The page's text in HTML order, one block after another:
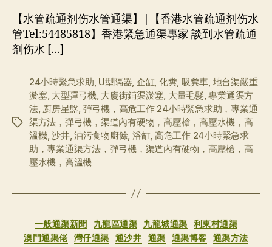
【水管疏通剂伤水管通渠】|【香港水管疏通剂伤水
管Tel:54485818】香港緊急通渠專家 談到水管疏通
剂伤水 […]
标
24小時緊急求助, U型隔器, 企缸, 化糞, 吸糞車, 地台渠嚴重
淤塞, 大型彈弓機, 大廈街鋪渠淤塞, 大量毛髮,專業通渠方
法, 廚房星盤, 彈弓機，高危工作 24小時緊急求助，專業通
渠方法，彈弓機，渠道內有硬物，高壓槍，高壓水機，高
溫機, 沙井, 油污食物廚餘, 浴缸, 高危工作 24小時緊急求
助，專業通渠方法，彈弓機，渠道內有硬物，高壓槍，高
壓水機，高溫機
分
类
一般通渠新聞 九龍區通渠 九龍城通渠
利東村通渠
澳門通渠佬
灣仔通渠 通沙井 通渠 通渠博客 通渠方法